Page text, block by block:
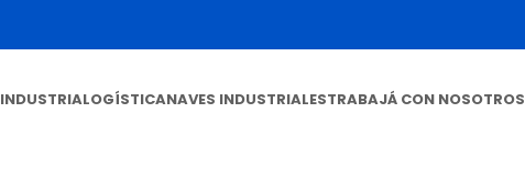
INDUSTRIALOGÍSTICANAVES INDUSTRIALESTRABAJÁ CON NOSOTROS